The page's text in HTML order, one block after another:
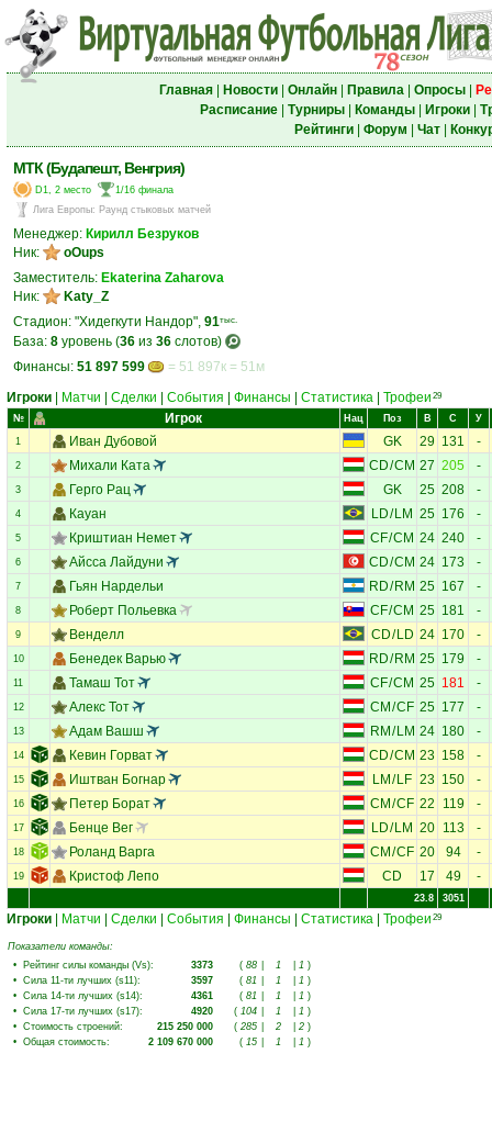
Главная| Новости| Онлайн| Правила| Опросы|
Расписание| Турниры| Команды| Игроки|
Рейтинги| Форум Чат|
МТК (Будапешт, Венгрия)
D1, 2 место
1/16 финала
Лига Европы: Раунд стыковых матчей
Менеджер: Кирилл Безруков
Ник:
oOups
Заместитель: Ekaterina Zaharova
Ник:
Katy_Z
Стадион: "Хидегкути Нандор", 91тыс.
База: 8 уровень (36 из 36 слотов)
Финансы: 51 897 599
= 51 897к = 51м
Игроки
Матчи Сделки События Финансы Статистика Трофеи 29
№ Игрок Нац Поз В С У
1 Иван Дубовой GK 29 131 -
2 Михали Ката CD/CM 27 205 -
3 Герго Рац GK 25 208 -
4 Кауан LD/ LM 25 176 -
5 Криштиан Немет CF/CM 24 240 -
6 Айсса Лайдуни CD/CM 24 173 -
7 Гьян Нардельи RD/ RM 25 167 -
8 Роберт Польевка CF/CM 25 181 -
9 Венделл CD/LD 24 170 -
10 Бенедек Варью RD/ RM 25 179 -
11 Тамаш Тот CF/CM 25 181 -
12 Алекс Тот CM /CF 25 177 -
13 Адам Вашш RM /LM 24 180 -
14 Кевин Горват CD/CM 23 158 -
15 Иштван Богнар LM / LF 23 150 -
16 Петер Борат CM /CF 22 119 -
17 Бенце Вег LD/ LM 20 113 -
18 Роланд Варга CM /CF 20 94 -
19 Кристоф Лепо CD 17 49 -
23.8 3051
Игроки Матчи Сделки События Финансы Статистика Трофеи 29
Показатели команды:
• Рейтинг силы команды (Vs): 3373 ( 88 1 1 )
• Сила 11-ти лучших (s11): 3597 ( 81 1 1 )
• Сила 14-ти лучших (s14): 4361 ( 81 1 1 )
• Сила 17-ти лучших (s17): 4920 ( 104 1 1 )
• Стоимость строений: 215 250 000 ( 285 2 2 )
• Общая стоимость: 2 109 670 000 ( 15 1 1 )